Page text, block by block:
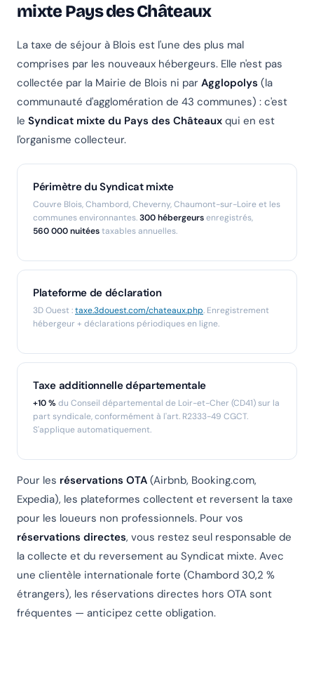
mixte Pays des Châteaux
La taxe de séjour à Blois est l'une des plus mal
comprises par les nouveaux hébergeurs. Elle n'est pas
collectée par la Mairie de Blois ni par Agglopolys (la
communauté d'agglomération de 43 communes) : c'est
le Syndicat mixte du Pays des Châteaux qui en est
l'organisme collecteur.
Périmètre du Syndicat mixte
Couvre Blois, Chambord, Cheverny, Chaumont-sur-Loire et les
communes environnantes.300 hébergeursenregistrés,
560 000 nuitéestaxables annuelles.
Plateforme de déclaration
3D Ouest :taxe.3douest.com/chateaux.php. Enregistrement
hébergeur + déclarations périodiques en ligne.
Taxe additionnelle départementale
+10 % du Conseil départemental de Loir-et-Cher (CD41) sur la
part syndicale, conformément à l'art. R2333-49 CGCT.
S'applique automatiquement.
Pour les réservations OTA (Airbnb, Booking.com,
Expedia), les plateformes collectent et reversent la taxe
pour les loueurs non professionnels. Pour vos
réservations directes, vous restez seul responsable de
la collecte et du reversement au Syndicat mixte. Avec
une clientèle internationale forte (Chambord 30,2 %
étrangers), les réservations directes hors OTA sont
fréquentes — anticipez cette obligation.